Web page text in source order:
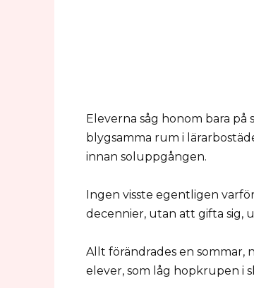
Eleverna såg honom bara
blygsamma rum i
innan soluppgången.
Ingen visste egentligen
decennier, utan att gifta sig,
Allt förändrades en sommar,
elever, som låg hopkrupen i